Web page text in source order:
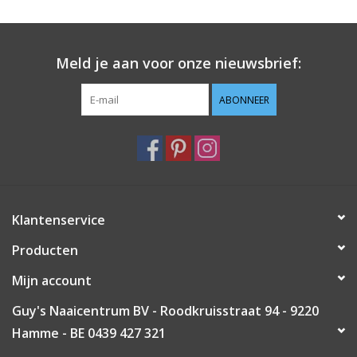
Meld je aan voor onze nieuwsbrief:
ABONNEER
Klantenservice
Producten
Mijn account
Guy's Naaicentrum BV - Roodkruisstraat 94 - 9220
Hamme - BE 0439 427 321